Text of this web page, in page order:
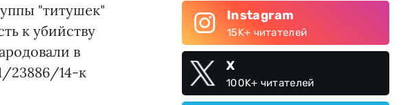
"титушек"
к убийству
в
23886/14-к
Instagram
15K+ читателей
X
100K+ читателей